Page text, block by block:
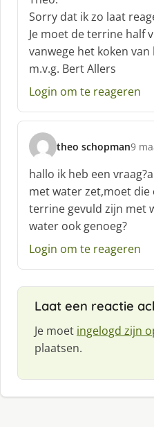
h
r
e
e
f
Sorry dat ik zo laat
Je moet de terrine half
vanwege het koken van
m.v.g. Bert Allers
Login om te reageren
theo schopman
s
c
h
r
e
e
:
9
hallo ik heb een
met water zet,moet
terrine gevuld zijn met
water ook genoeg?
Login om te reageren
Laat een reactie
Je moet ingelogd zijn
plaatsen.